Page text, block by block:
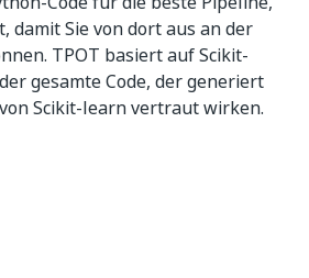
damit Sie von dort aus an der
TPOT basiert auf Scikit-
gesamte Code, der generiert
Scikit-learn vertraut wirken.